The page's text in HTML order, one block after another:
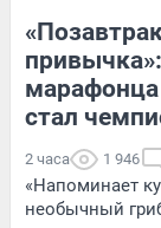
стал
2 часа 1 946
«Напоминает
необычный